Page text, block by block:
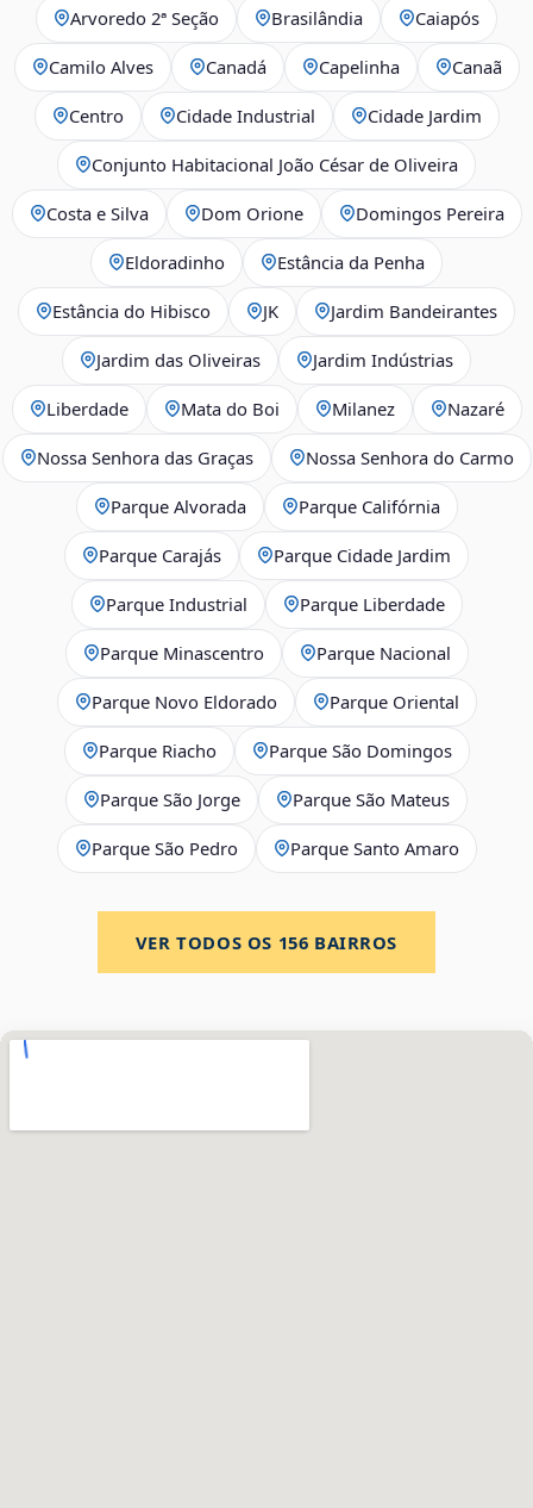
Arvoredo 2ª Seção Brasilândia Caiapós
Camilo Alves Canadá Capelinha Canaã
Centro Cidade Industrial Cidade Jardim
Conjunto Habitacional João César de Oliveira
Costa e Silva Dom Orione Domingos Pereira
Eldoradinho Estância da Penha
Estância do Hibisco JK Jardim Bandeirantes
Jardim das Oliveiras Jardim Indústrias
Liberdade Mata do Boi Milanez Nazaré
Nossa Senhora das Graças Nossa Senhora do Carmo
Parque Alvorada Parque Califórnia
Parque Carajás Parque Cidade Jardim
Parque Industrial Parque Liberdade
Parque Minascentro Parque Nacional
Parque Novo Eldorado Parque Oriental
Parque Riacho Parque São Domingos
Parque São Jorge Parque São Mateus
Parque São Pedro Parque Santo Amaro
VER TODOS OS 156 BAIRROS